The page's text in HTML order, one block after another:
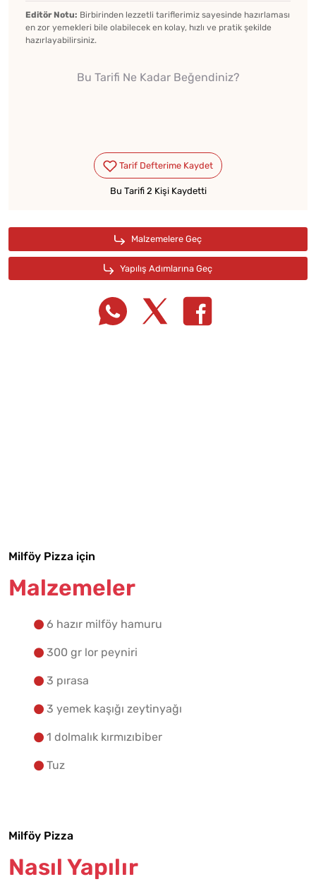
Editör Notu: Birbirinden lezzetli tariflerimiz sayesinde hazırlaması
en zor yemekleri bile olabilecek en kolay, hızlı ve pratik şekilde
hazırlayabilirsiniz.
Bu Tarifi Ne Kadar Beğendiniz?
Bu Tarifi 2 Kişi Kaydetti
Milföy Pizza için
Malzemeler
6 hazır milföy hamuru
300 gr lor peyniri
3 pırasa
3 yemek kaşığı zeytinyağı
1 dolmalık kırmızıbiber
Tuz
Milföy Pizza
Nasıl Yapılır